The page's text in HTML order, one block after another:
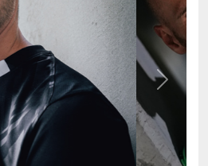
Next